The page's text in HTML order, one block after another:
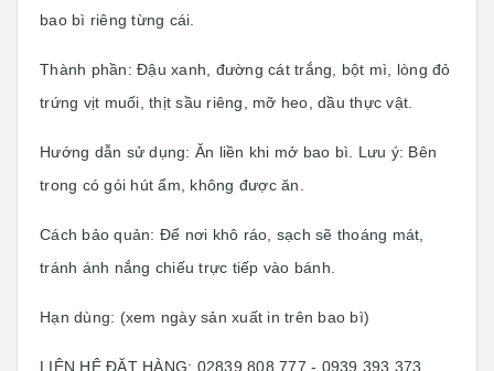
bao bì riêng từng cái.
Thành phần: Đậu xanh, đường cát trắng, bột mì, lòng đỏ
trứng vịt muối, thịt sầu riêng, mỡ heo, dầu thực vật.
Hướng dẫn sử dụng: Ăn liền khi mở bao bì. Lưu ý: Bên
trong có gói hút ẩm, không được ăn.
Cách bảo quản: Để nơi khô ráo, sạch sẽ thoáng mát,
tránh ánh nắng chiếu trực tiếp vào bánh.
Hạn dùng: (xem ngày sản xuất in trên bao bì)
LIÊN HỆ ĐẶT HÀNG: 02839.808.777 - 0939.393.373